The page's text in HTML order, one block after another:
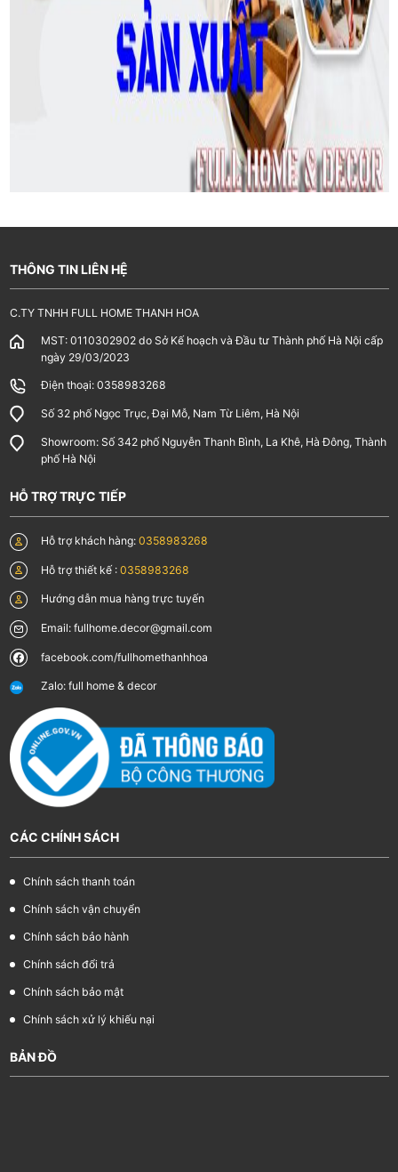
THÔNG TIN LIÊN HỆ
C.TY TNHH FULL HOME THANH HOA
MST: 0110302902 do Sở Kế hoạch và Đầu tư Thành phố Hà Nội cấp
ngày 29/03/2023
Điện thoại: 0358983268
Số 32 phố Ngọc Trục, Đại Mỗ, Nam Từ Liêm, Hà Nội
Showroom: Số 342 phố Nguyễn Thanh Bình, La Khê, Hà Đông, Thành
phố Hà Nội
HỖ TRỢ TRỰC TIẾP
Hỗ trợ khách hàng: 0358983268
Hỗ trợ thiết kế : 0358983268
Hướng dẫn mua hàng trực tuyến
Email: fullhome.decor@gmail.com
facebook.com/fullhomethanhhoa
Zalo: full home & decor
CÁC CHÍNH SÁCH
Chính sách thanh toán
Chính sách vận chuyển
Chính sách bảo hành
Chính sách đổi trả
Chính sách bảo mật
Chính sách xử lý khiếu nại
BẢN ĐỒ